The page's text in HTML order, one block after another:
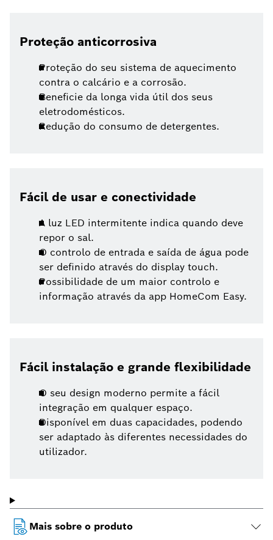
Proteção anticorrosiva
Proteção do seu sistema de aquecimento
contra o calcário e a corrosão.
Beneficie da longa vida útil dos seus
eletrodomésticos.
Redução do consumo de detergentes.
Fácil de usar e conectividade
A luz LED intermitente indica quando deve
repor o sal.
O controlo de entrada e saída de água pode
ser definido através do display touch.
Possibilidade de um maior controlo e
informação através da app HomeCom Easy.
Fácil instalação e grande flexibilidade
O seu design moderno permite a fácil
integração em qualquer espaço.
Disponível em duas capacidades, podendo
ser adaptado às diferentes necessidades do
utilizador.
Mais sobre o produto